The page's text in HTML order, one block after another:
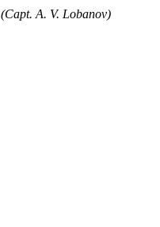
(Capt. A. V. Lobanov)